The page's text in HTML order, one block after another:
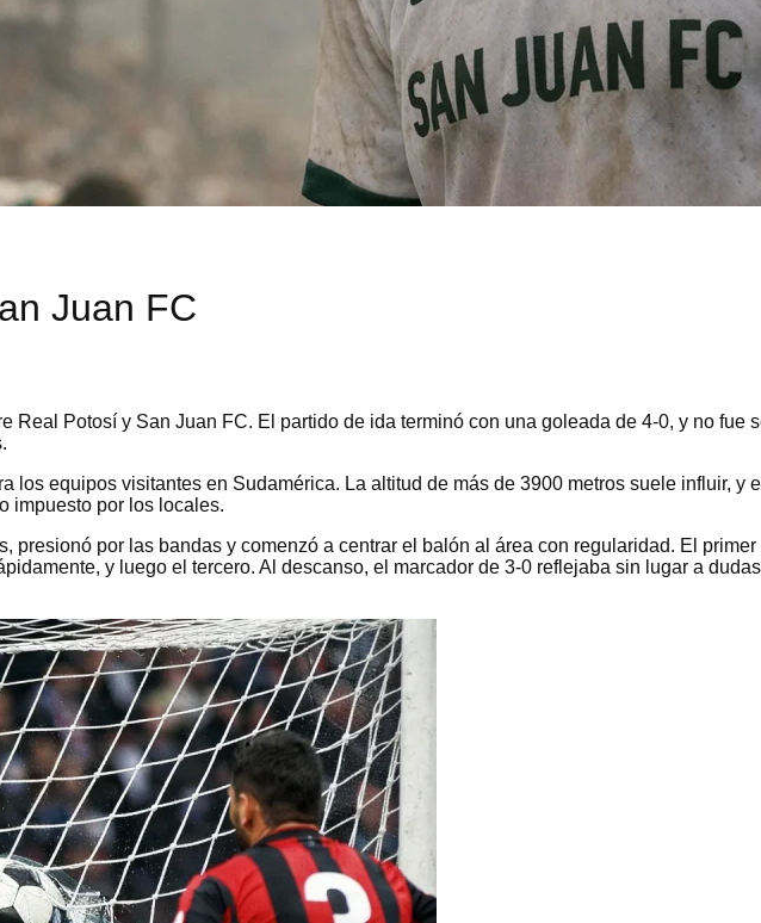
Juan FC
Potosí y San Juan FC. El partido de ida terminó con una goleada de 4-0, y no fue
equipos visitantes en Sudamérica. La altitud de más de 3900 metros suele influir, y
impuesto por los locales.
por las bandas y comenzó a centrar el balón al área con regularidad. El
y luego el tercero. Al descanso, el marcador de 3-0 reflejaba sin lugar a